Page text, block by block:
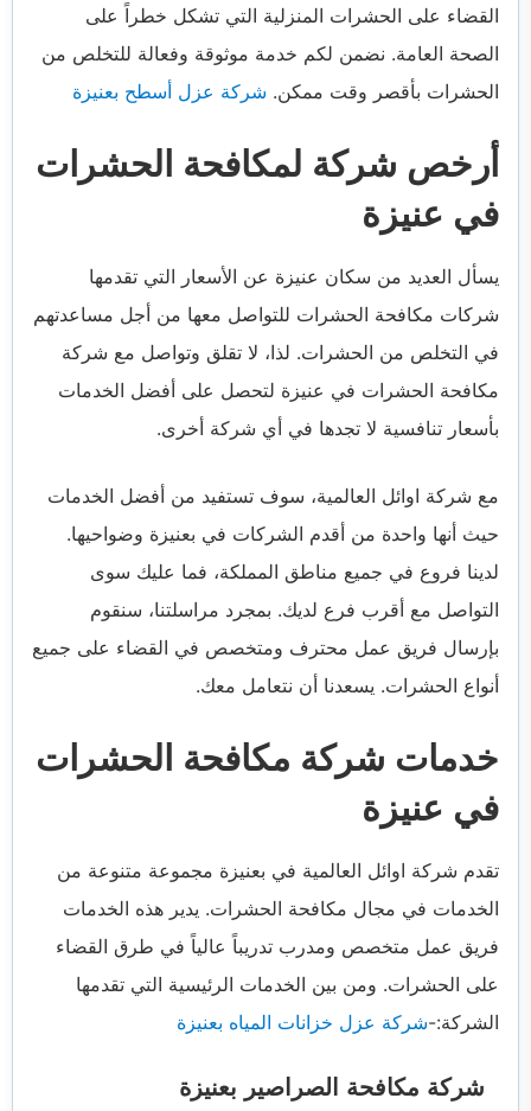
القضاء على الحشرات المنزلية التي تشكل خطراً على
الصحة العامة. نضمن لكم خدمة موثوقة وفعالة للتخلص من
الحشرات بأقصر وقت ممكن. شركة عزل أسطح بعنيزة
أرخص شركة لمكافحة الحشرات
في عنيزة
يسأل العديد من سكان عنيزة عن الأسعار التي تقدمها
شركات مكافحة الحشرات للتواصل معها من أجل مساعدتهم
في التخلص من الحشرات. لذا، لا تقلق وتواصل مع شركة
مكافحة الحشرات في عنيزة لتحصل على أفضل الخدمات
بأسعار تنافسية لا تجدها في أي شركة أخرى.
مع شركة اوائل العالمية، سوف تستفيد من أفضل الخدمات
حيث أنها واحدة من أقدم الشركات في بعنيزة وضواحيها.
لدينا فروع في جميع مناطق المملكة، فما عليك سوى
التواصل مع أقرب فرع لديك. بمجرد مراسلتنا، سنقوم
بإرسال فريق عمل محترف ومتخصص في القضاء على جميع
أنواع الحشرات. يسعدنا أن نتعامل معك.
خدمات شركة مكافحة الحشرات
في عنيزة
تقدم شركة اوائل العالمية في بعنيزة مجموعة متنوعة من
الخدمات في مجال مكافحة الحشرات. يدير هذه الخدمات
فريق عمل متخصص ومدرب تدريباً عالياً في طرق القضاء
على الحشرات. ومن بين الخدمات الرئيسية التي تقدمها
الشركة:-شركة عزل خزانات المياه بعنيزة
شركة مكافحة الصراصير بعنيزة